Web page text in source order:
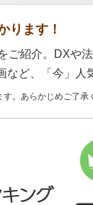
ります！
紹介。DXや
ど、「今」人
。あらかじめご了承